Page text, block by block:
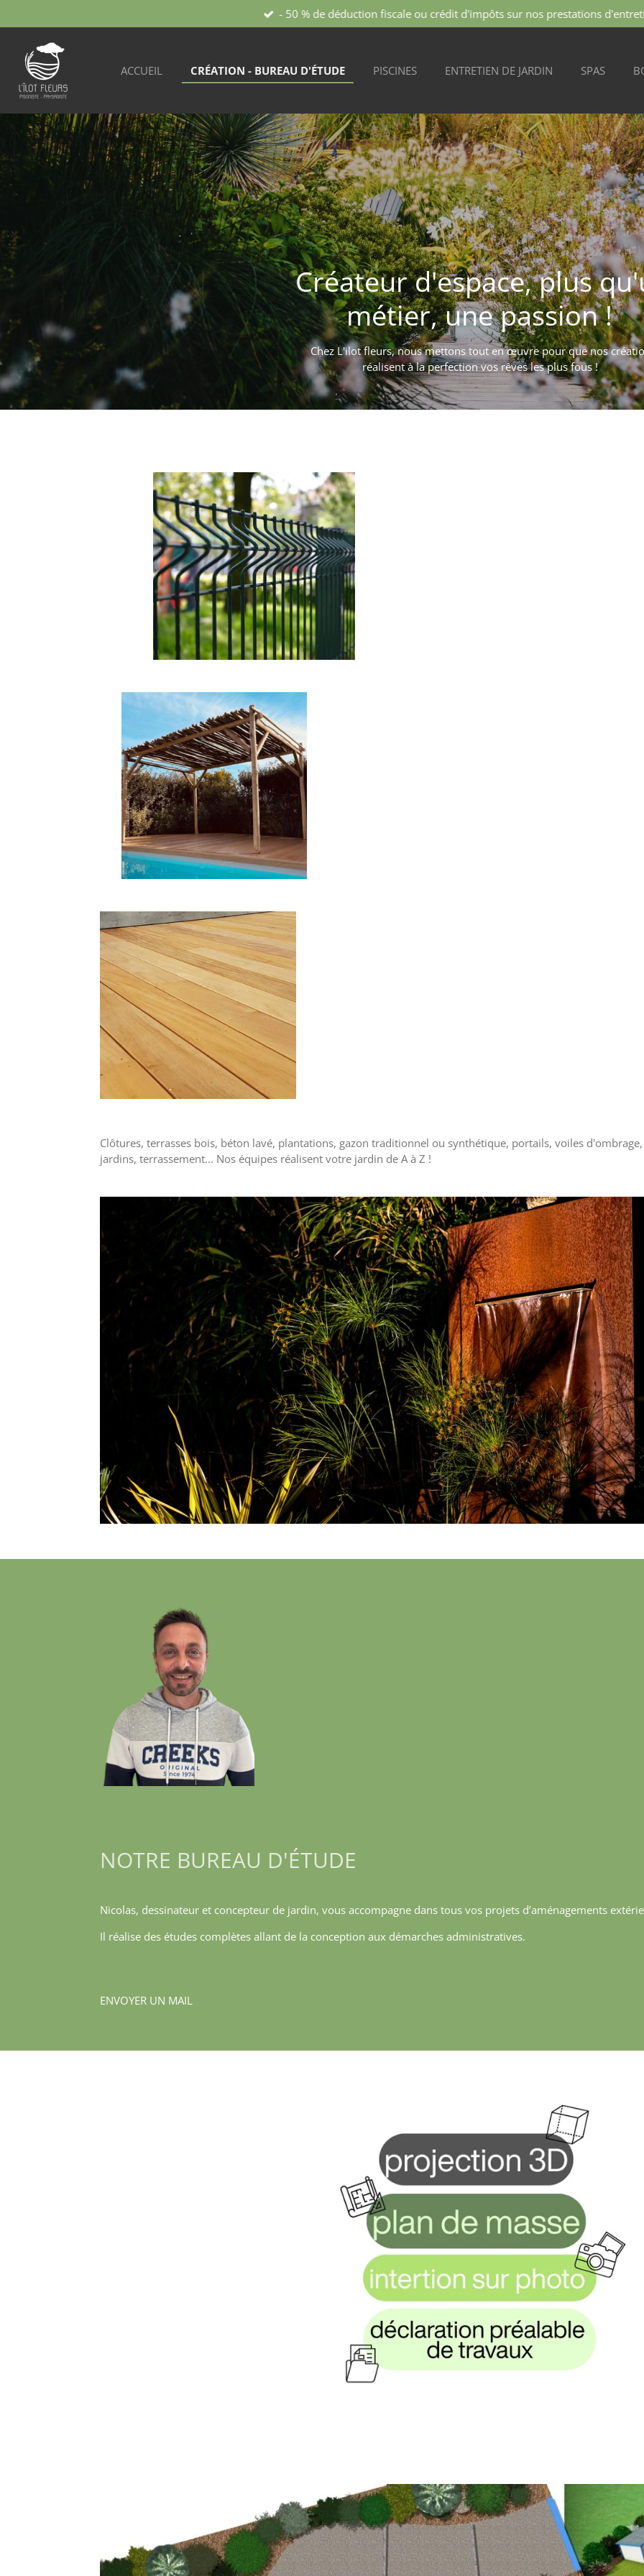
au
contenu
principal
- 50 % de déduction fiscale ou crédit d'impôts sur nos prestations
ACCUEIL CRÉATION - BUREAU D'ÉTUDE PISCINES ENTRETIEN DE JARDIN SPAS
Créateur d'espace, plus
métier, une passion !
Chez L'ilot fleurs, nous mettons tout en œuvre pour que nos
réalisent à la perfection vos rêves les plus fous !
Clôtures, terrasses bois, béton lavé, plantations, gazon traditionnel ou synthétique, portails, voiles
jardins, terrassement... Nos équipes réalisent votre jardin de A à Z !
NOTRE BUREAU D'ÉTUDE
Nicolas, dessinateur et concepteur de jardin, vous accompagne dans tous vos projets d’aménagements
Il réalise des études complètes allant de la conception aux démarches administratives.
ENVOYER UN MAIL